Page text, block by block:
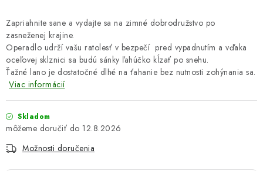
Zapriahnite sane a vydajte sa na zimné dobrodružstvo po
zasneženej krajine.
Operadlo udrží vašu ratolesť v bezpečí pred vypadnutím a vďaka
oceľovej sklznici sa budú sánky ľahúčko kĺzať po snehu.
Ťažné lano je dostatočné dlhé na ťahanie bez nutnosti zohýnania sa.
Viac informácií
Skladom
12.8.2026
Možnosti doručenia